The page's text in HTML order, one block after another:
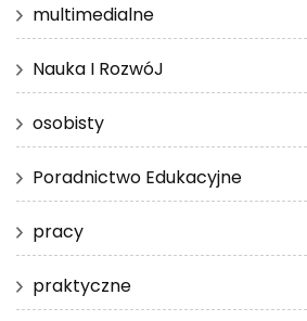
multimedialne
Nauka I RozwóJ
osobisty
Poradnictwo Edukacyjne
pracy
praktyczne